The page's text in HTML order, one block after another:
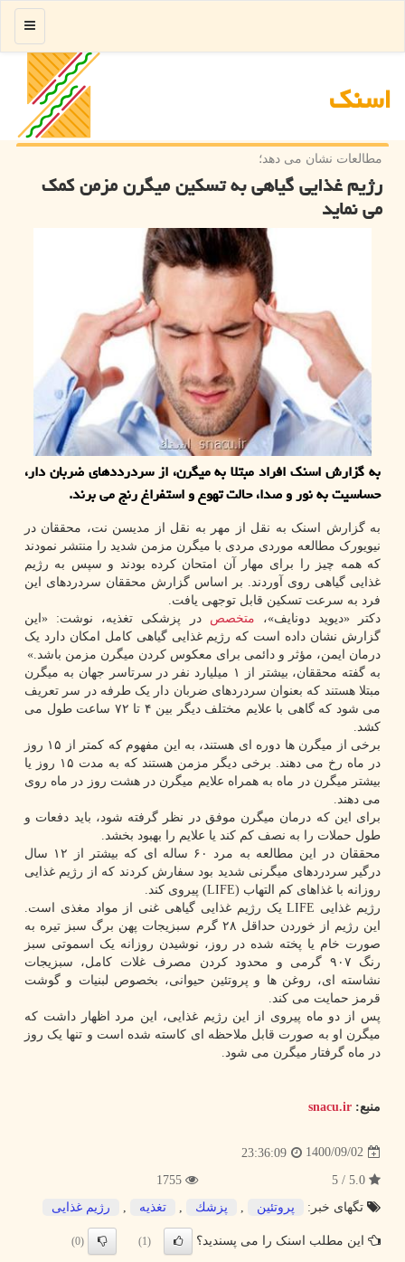
اسنك
منو
مطالعات نشان می دهد؛
رژیم غذایی گیاهی به تسکین میگرن مزمن کمک
می نماید
به گزارش اسنک افراد مبتلا به میگرن، از سردرددهای ضربان دار،
حساسیت به نور و صدا، حالت تهوع و استفراغ رنج می برند.
به گزارش اسنک به نقل از مهر به نقل از مدیسن نت، محققان در
نیویورک مطالعه موردی مردی با میگرن مزمن شدید را منتشر نمودند
که همه چیز را برای مهار آن امتحان کرده بودند و سپس به رژیم
غذایی گیاهی روی آوردند. بر اساس گزارش محققان سردردهای این
فرد به سرعت تسکین قابل توجهی یافت.
دکتر «دیوید دونایف»، متخصص در پزشکی تغذیه، نوشت: «این
گزارش نشان داده است که رژیم غذایی گیاهی کامل امکان دارد یک
درمان ایمن، مؤثر و دائمی برای معکوس کردن میگرن مزمن باشد.»
به گفته محققان، بیشتر از ۱ میلیارد نفر در سرتاسر جهان به میگرن
مبتلا هستند که بعنوان سردردهای ضربان دار یک طرفه در سر تعریف
می شود که گاهی با علایم مختلف دیگر بین ۴ تا ۷۲ ساعت طول می
کشد.
برخی از میگرن ها دوره ای هستند، به این مفهوم که کمتر از ۱۵ روز
در ماه رخ می دهند. برخی دیگر مزمن هستند که به مدت ۱۵ روز یا
بیشتر میگرن در ماه به همراه علایم میگرن در هشت روز در ماه روی
می دهند.
برای این که درمان میگرن موفق در نظر گرفته شود، باید دفعات و
طول حملات را به نصف کم کند یا علایم را بهبود بخشد.
محققان در این مطالعه به مرد ۶۰ ساله ای که بیشتر از ۱۲ سال
درگیر سردردهای میگرنی شدید بود سفارش کردند که از رژیم غذایی
روزانه با غذاهای کم التهاب (LIFE) پیروی کند.
رژیم غذایی LIFE یک رژیم غذایی گیاهی غنی از مواد مغذی است.
این رژیم از خوردن حداقل ۲۸ گرم سبزیجات پهن برگ سبز تیره به
صورت خام یا پخته شده در روز، نوشیدن روزانه یک اسموتی سبز
رنگ ۹۰۷ گرمی و محدود کردن مصرف غلات کامل، سبزیجات
نشاسته ای، روغن ها و پروتئین حیوانی، بخصوص لبنیات و گوشت
قرمز حمایت می کند.
پس از دو ماه پیروی از این رژیم غذایی، این مرد اظهار داشت که
میگرن او به صورت قابل ملاحظه ای کاسته شده است و تنها یک روز
در ماه گرفتار میگرن می شود.
منبع: snacu.ir
1400/09/02
23:36:09
تگهای خبر:
پروتئین , پزشك , تغذیه , رژیم غذایی
این مطلب اسنک را می پسندید؟ (1)
(0)